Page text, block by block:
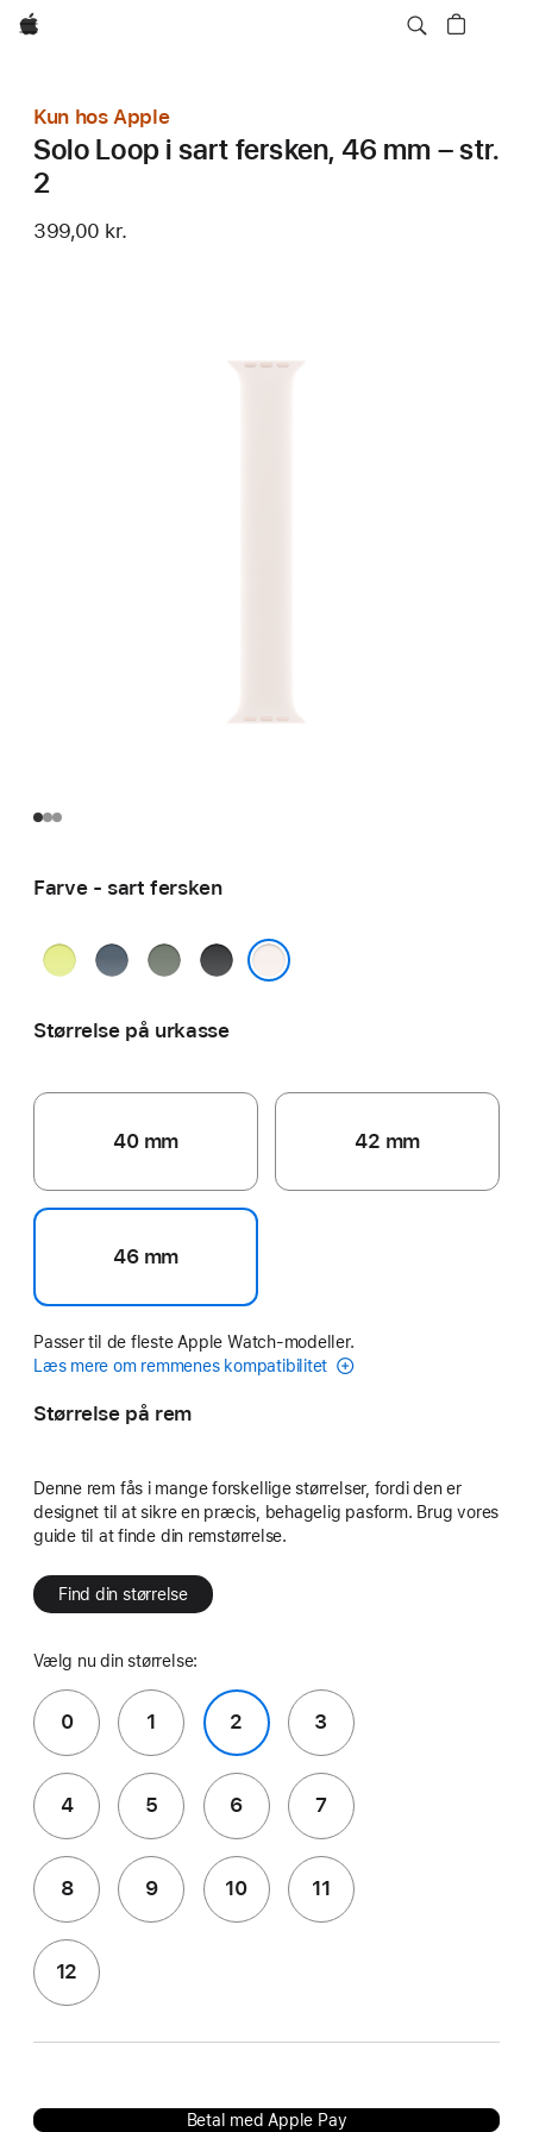
Apple
Kun hos Apple
Solo Loop i sart fersken, 46 mm – str.
2
399,00 kr.
Farve - sart fersken
neongulstålblågrågrønsort
Størrelse på urkasse
40 mm 42 mm
46 mm
Passer til de fleste Apple Watch-modeller.
Læs mere om remmenes kompatibilitet
Størrelse på rem
Denne rem fås i mange forskellige størrelser, fordi den er
designet til at sikre en præcis, behagelig pasform. Brug vores
guide til at finde din remstørrelse.
Find din størrelse
Vælg nu din størrelse:
0 1 2 3
4 5 6 7
8 9 10 11
12
Betal med Apple Pay